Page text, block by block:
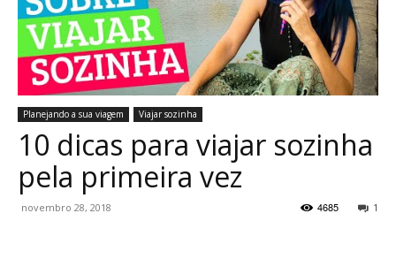
Planejando a sua viagem Viajar sozinha
10 dicas para viajar sozinha
pela primeira vez
novembro 28, 2018 1
4685